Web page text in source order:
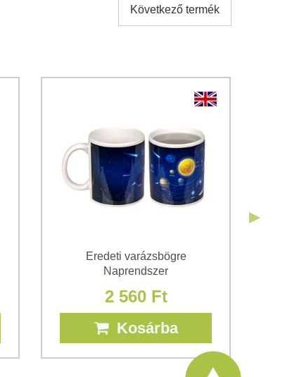
feltételeit.*
Elküldeni
Elküldeni
Következő termék
Eredeti varázsbögre
Naprendszer
2 560 Ft
Kosárba